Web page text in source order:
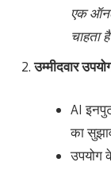
एक
चाहता
उम्मीदवार
AI
का
उपयोग